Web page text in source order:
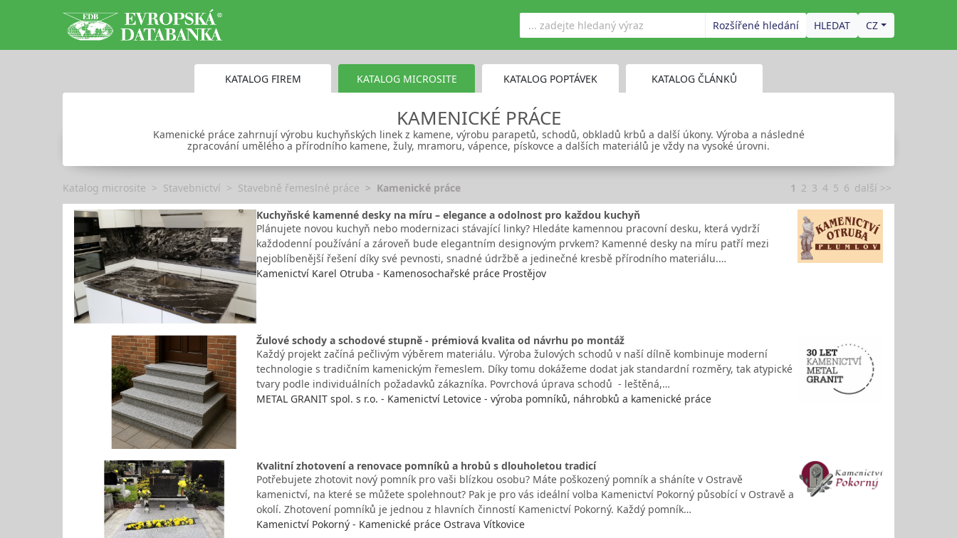
Rozšířené hledání CZ
KATALOG FIREM KATALOG MICROSITE KATALOG POPTÁVEK KATALOG ČLÁNKŮ
KAMENICKÉ PRÁCE
Kamenické práce zahrnují výrobu kuchyňských linek z kamene, výrobu parapetů, schodů, obkladů krbů a další úkony. Výroba a následné
zpracování umělého a přírodního kamene, žuly, mramoru, vápence, pískovce a dalších materiálů je vždy na vysoké úrovni.
Katalog microsite Stavebnictví Stavebně řemeslné práce Kamenické práce 1 2 3 4 5 6 další >>
Kuchyňské kamenné desky na míru – elegance a odolnost pro každou kuchyň
Plánujete novou kuchyň nebo modernizaci stávající linky? Hledáte kamennou pracovní desku, která vydrží
každodenní používání a zároveň bude elegantním designovým prvkem? Kamenné desky na míru patří mezi
nejoblíbenější řešení díky své pevnosti, snadné údržbě a jedinečné kresbě přírodního materiálu.…
Kamenictví Karel Otruba - Kamenosochařské práce Prostějov
Žulové schody a schodové stupně - prémiová kvalita od návrhu po montáž
Každý projekt začíná pečlivým výběrem materiálu. Výroba žulových schodů v naší dílně kombinuje moderní
technologie s tradičním kamenickým řemeslem. Díky tomu dokážeme dodat jak standardní rozměry, tak atypické
tvary podle individuálních požadavků zákazníka. Povrchová úprava schodů - leštěná,…
METAL GRANIT spol. s r.o. - Kamenictví Letovice - výroba pomníků, náhrobků a kamenické práce
Kvalitní zhotovení a renovace pomníků a hrobů s dlouholetou tradicí
Potřebujete zhotovit nový pomník pro vaši blízkou osobu? Máte poškozený pomník a sháníte v Ostravě
kamenictví, na které se můžete spolehnout? Pak je pro vás ideální volba Kamenictví Pokorný působící v Ostravě a
okolí. Zhotovení pomníků je jednou z hlavních činností Kamenictví Pokorný. Každý pomník…
Kamenictví Pokorný - Kamenické práce Ostrava Vítkovice